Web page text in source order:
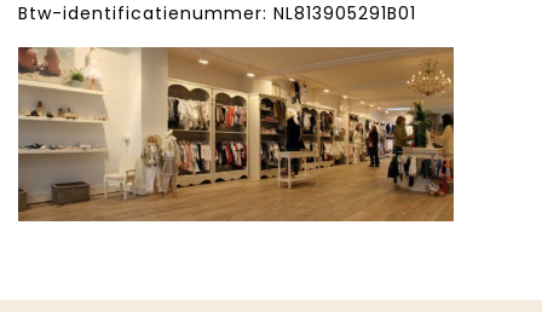
Btw-identificatienummer: NL813905291B01